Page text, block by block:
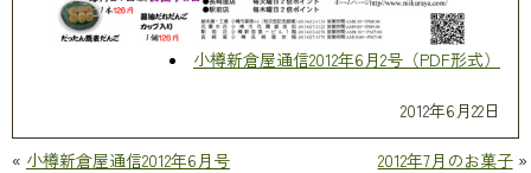
小樽新倉屋通信2012年6月2号（PDF形式）
2012年6月22日
« 小樽新倉屋通信2012年6月号 2012年7月のお菓子»